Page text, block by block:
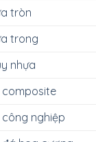
tròn
trong
nhựa
nghiệp